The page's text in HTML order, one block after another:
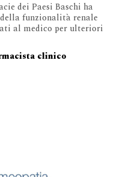
dei Paesi Baschi ha
funzionalità renale
al medico per ulteriori
clinico